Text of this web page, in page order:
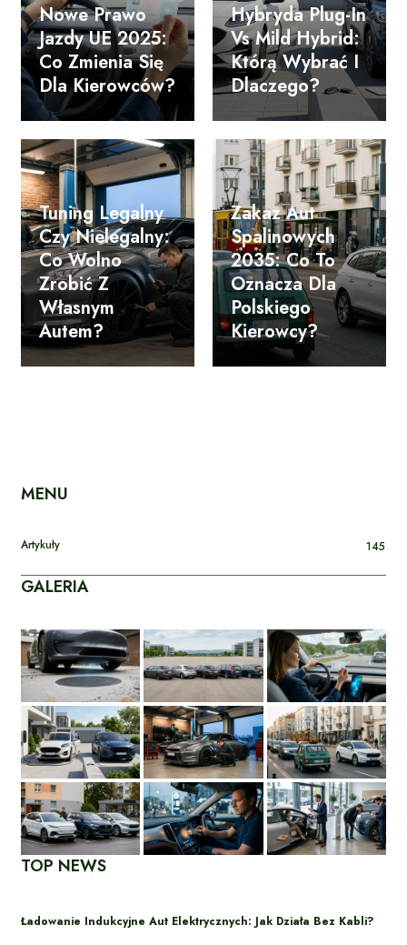
Nowe Prawo
Jazdy UE 2025:
Co Zmienia Się
Dla Kierowców?
Hybryda Plug-In
Vs Mild Hybrid:
Którą Wybrać I
Dlaczego?
Tuning Legalny
Czy Nielegalny:
Co Wolno
Zrobić Z
Własnym
Autem?
Zakaz Aut
Spalinowych
2035: Co To
Oznacza Dla
Polskiego
Kierowcy?
MENU
Artykuły 145
GALERIA
TOP NEWS
Ładowanie Indukcyjne Aut Elektrycznych: Jak Działa Bez Kabli?